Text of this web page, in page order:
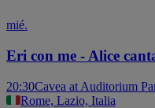
mié.
Eri con me - Alice
20:30Cavea at Auditorium
Rome, Lazio, Italia